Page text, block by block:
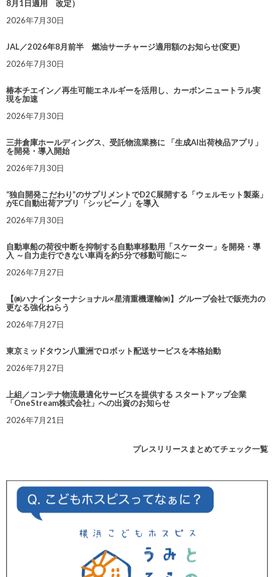
8月1日適用 改定）
2026年7月30日
JAL／2026年8月前半 燃油サーチャージ適用額のお知らせ(変更)
2026年7月30日
椿本チエイン／再生可能エネルギーを活用し、カーボンニュートラル実
現を加速
2026年7月30日
三井倉庫ホールディングス、受託物流業務に 「生成AI出荷検品アプリ」
を開発・導入開始
2026年7月30日
“独自開発こだわり”のサプリメントでD2C展開する「ウェルモット製薬」
がEC自動出荷アプリ「シッピーノ」を導入
2026年7月30日
自動車船の荷役中断を抑制する自動車移動用「スケーター」を開発・導
入 ～自力走行できない車両を約5分で移動可能に～
2026年7月27日
【㈱ハナインターナショナル×星清重機運輸㈱】グループ会社で販売力の
更なる強化ねらう
2026年7月27日
東京ミッドタウン八重洲でロボット配送サービスを本格始動
2026年7月27日
上組／コンテナ物流最適化サービスを提供する スタートアップ企業
「OneStream株式会社」への出資のお知らせ
2026年7月21日
プレスリリースまとめてチェック一覧